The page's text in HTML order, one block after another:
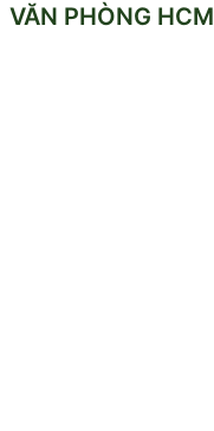
VĂN PHÒNG HCM